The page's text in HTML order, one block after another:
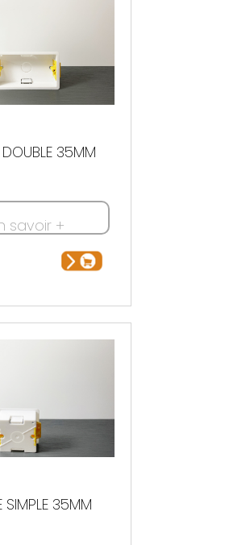
DOUBLE 35MM
savoir +
SIMPLE 35MM